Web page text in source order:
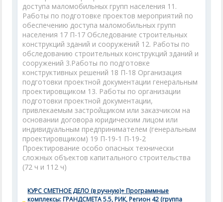
КУРС СМЕТНОЕ ДЕЛО (в ручную)+ Программные
комплексы: ГРАНДСМЕТА 5.5, РИК, Регион 42 (группа